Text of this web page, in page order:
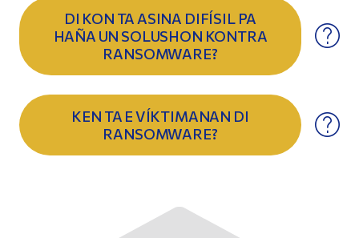
DI KON TA ASINA DIFÍSIL PA
HAÑA UN SOLUSHON KONTRA
RANSOMWARE?
KEN TA E VÍKTIMANAN DI
RANSOMWARE?